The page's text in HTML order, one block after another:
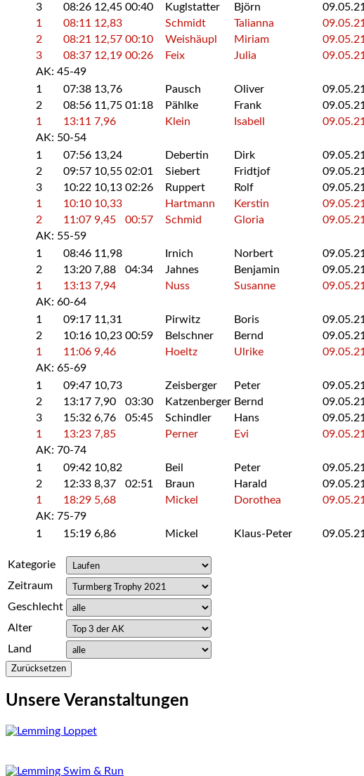
3
08:26 12,45 00:40 Kuglstatter Björn 09.05.21
1
08:11 12,83 Schmidt Talianna 09.05.21
2
08:21 12,57 00:10 Weishäupl Miriam 09.05.21
3
08:37 12,19 00:26 Feix Julia 09.05.21
AK: 45-49
1
07:38 13,76 Pausch Oliver 09.05.21
2
08:56 11,75 01:18 Pählke Frank 09.05.21
1
13:11 7,96 Klein Isabell 09.05.21
AK: 50-54
1
07:56 13,24 Debertin Dirk 09.05.21
2
09:57 10,55 02:01 Siebert Fridtjof 09.05.21
3
10:22 10,13 02:26 Ruppert Rolf 09.05.21
1
10:10 10,33 Hartmann Kerstin 09.05.21
2
11:07 9,45 00:57 Schmid Gloria 09.05.21
AK: 55-59
1
08:46 11,98 Irnich Norbert 09.05.21
2
13:20 7,88 04:34 Jahnes Benjamin 09.05.21
1
13:13 7,94 Nuss Susanne 09.05.21
AK: 60-64
1
09:17 11,31 Pirwitz Boris 09.05.21
2
10:16 10,23 00:59 Belschner Bernd 09.05.21
1
11:06 9,46 Hoeltz Ulrike 09.05.21
AK: 65-69
1
09:47 10,73 Zeisberger Peter 09.05.21
2
13:17 7,90 03:30 Katzenberger Bernd 09.05.21
3
15:32 6,76 05:45 Schindler Hans 09.05.21
1
13:23 7,85 Perner Evi 09.05.21
AK: 70-74
1
09:42 10,82 Beil Peter 09.05.21
2
12:33 8,37 02:51 Braun Harald 09.05.21
1
18:29 5,68 Mickel Dorothea 09.05.21
AK: 75-79
1
15:19 6,86 Mickel Klaus-Peter 09.05.21
Kategorie
Zeitraum
Geschlecht
Alter
Land
Zurücksetzen
Unsere Veranstaltungen